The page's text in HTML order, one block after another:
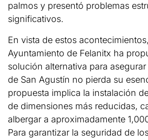
palmos y presentó problemas
significativos.
En vista de estos
Ayuntamiento de Felanitx ha
solución alternativa para
de San Agustín no pierda su
propuesta implica la instalación
de dimensiones más reducidas,
albergar a aproximadamente
Para garantizar la seguridad de